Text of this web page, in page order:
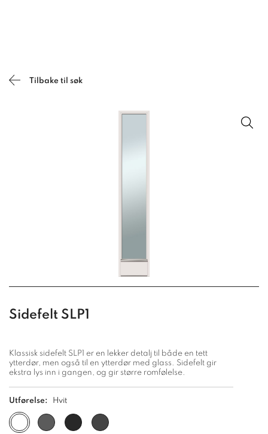
Tilbake til søk
Sidefelt SLP1
Klassisk sidefelt SLP1 er en lekker detalj til både en tett
ytterdør, men også til en ytterdør med glass. Sidefelt gir
ekstra lys inn i gangen, og gir større romfølelse.
Utførelse: Hvit